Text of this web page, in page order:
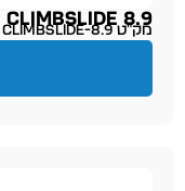
CLIMBSLIDE 8.9
מק״ט climbslide-8.9